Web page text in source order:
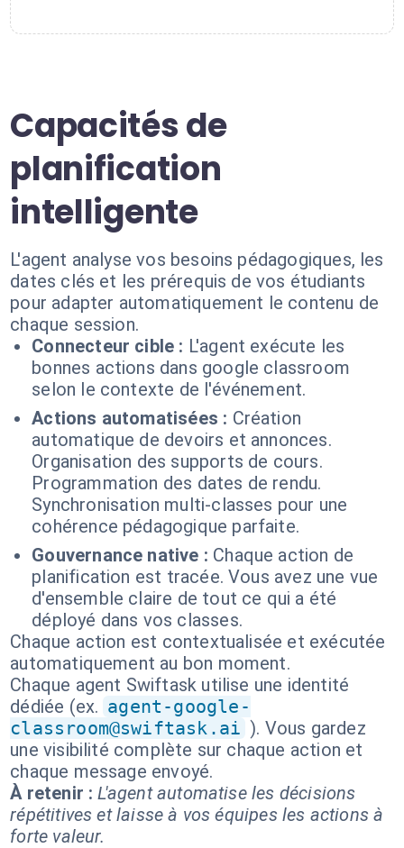
Capacités de
planification
intelligente
L'agent analyse vos besoins pédagogiques, les
dates clés et les prérequis de vos étudiants
pour adapter automatiquement le contenu de
chaque session.
Connecteur cible : L'agent exécute les
bonnes actions dans google classroom
selon le contexte de l'événement.
Actions automatisées : Création
automatique de devoirs et annonces.
Organisation des supports de cours.
Programmation des dates de rendu.
Synchronisation multi-classes pour une
cohérence pédagogique parfaite.
Gouvernance native : Chaque action de
planification est tracée. Vous avez une vue
d'ensemble claire de tout ce qui a été
déployé dans vos classes.
Chaque action est contextualisée et exécutée
automatiquement au bon moment.
Chaque agent Swiftask utilise une identité
dédiée (ex. agent-google-
classroom@swiftask.ai ). Vous gardez
une visibilité complète sur chaque action et
chaque message envoyé.
À retenir : L'agent automatise les décisions
répétitives et laisse à vos équipes les actions à
forte valeur.